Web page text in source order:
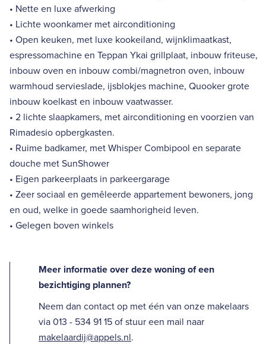
• Nette en luxe afwerking
• Lichte woonkamer met airconditioning
• Open keuken, met luxe kookeiland, wijnklimaatkast,
espressomachine en Teppan Ykai grillplaat, inbouw friteuse,
inbouw oven en inbouw combi/magnetron oven, inbouw
warmhoud servieslade, ijsblokjes machine, Quooker grote
inbouw koelkast en inbouw vaatwasser.
• 2 lichte slaapkamers, met airconditioning en voorzien van
Rimadesio opbergkasten.
• Ruime badkamer, met Whisper Combipool en separate
douche met SunShower
• Eigen parkeerplaats in parkeergarage
• Zeer sociaal en gemêleerde appartement bewoners, jong
en oud, welke in goede saamhorigheid leven.
• Gelegen boven winkels
Meer informatie over deze woning of een
bezichtiging plannen?
Neem dan contact op met één van onze makelaars
via 013 - 534 91 15 of stuur een mail naar
makelaardij@appels.nl.